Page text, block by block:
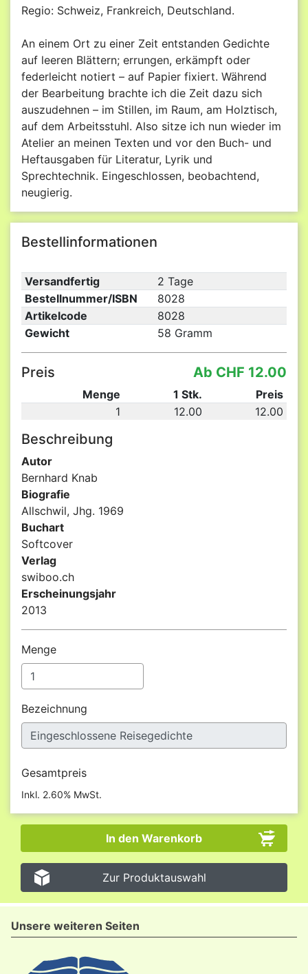
Regio: Schweiz, Frankreich, Deutschland.
An einem Ort zu einer Zeit entstanden Gedichte
auf leeren Blättern; errungen, erkämpft oder
federleicht notiert – auf Papier fixiert. Während
der Bearbeitung brachte ich die Zeit dazu sich
auszudehnen – im Stillen, im Raum, am Holztisch,
auf dem Arbeitsstuhl. Also sitze ich nun wieder im
Atelier an meinen Texten und vor den Buch- und
Heftausgaben für Literatur, Lyrik und
Sprechtechnik. Eingeschlossen, beobachtend,
neugierig.
Bestellinformationen
Versandfertig
2 Tage
Bestellnummer/ISBN
8028
Artikelcode
8028
Gewicht
58 Gramm
Preis Ab CHF 12.00
Menge 1 Stk.
Preis
1
12.00 12.00
Beschreibung
Autor
Bernhard Knab
Biografie
Allschwil, Jhg. 1969
Buchart
Softcover
Verlag
swiboo.ch
Erscheinungsjahr
2013
Menge
Bezeichnung
Gesamtpreis
Inkl. 2.60% MwSt.
Zur Produktauswahl
Unsere weiteren Seiten